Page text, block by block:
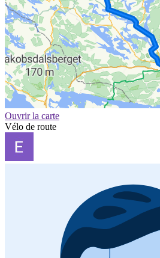
Ouvrir la carte
Vélo de route